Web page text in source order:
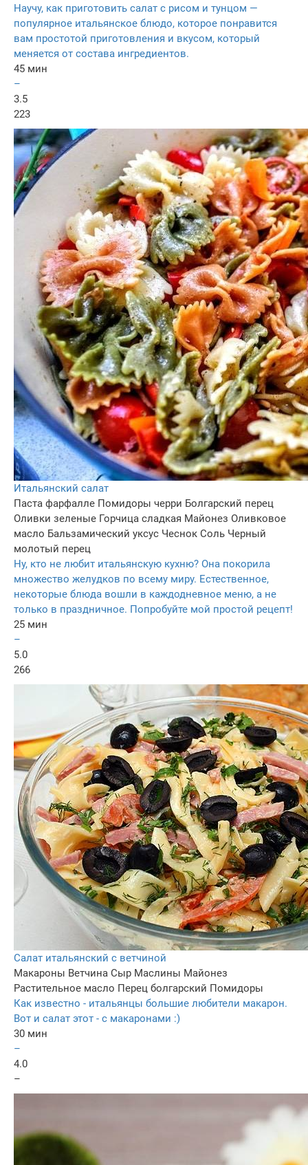
Научу, как приготовить салат с рисом и тунцом —
популярное итальянское блюдо, которое понравится
вам простотой приготовления и вкусом, который
меняется от состава ингредиентов.
45 мин
–
3.5
223
Итальянский салат
Паста фарфалле Помидоры черри Болгарский перец
Оливки зеленые Горчица сладкая Майонез Оливковое
масло Бальзамический уксус Чеснок Соль Черный
молотый перец
Ну, кто не любит итальянскую кухню? Она покорила
множество желудков по всему миру. Естественное,
некоторые блюда вошли в каждодневное меню, а не
только в праздничное. Попробуйте мой простой рецепт!
25 мин
–
5.0
266
Салат итальянский с ветчиной
Макароны Ветчина Сыр Маслины Майонез
Растительное масло Перец болгарский Помидоры
Как известно - итальянцы большие любители макарон.
Вот и салат этот - с макаронами :)
30 мин
–
4.0
–